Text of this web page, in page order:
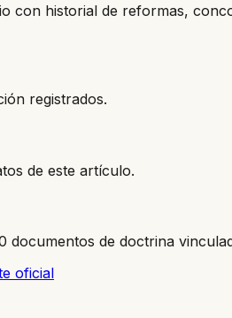
con historial de reformas,
registrados.
de este artículo.
documentos de doctrina
oficial